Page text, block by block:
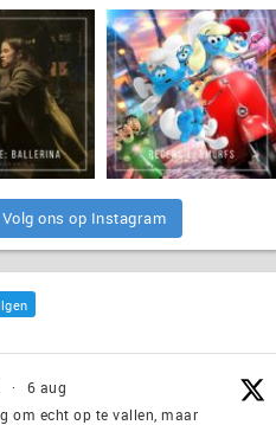
Volg ons op Instagram
·
6 aug
om echt op te vallen, maar